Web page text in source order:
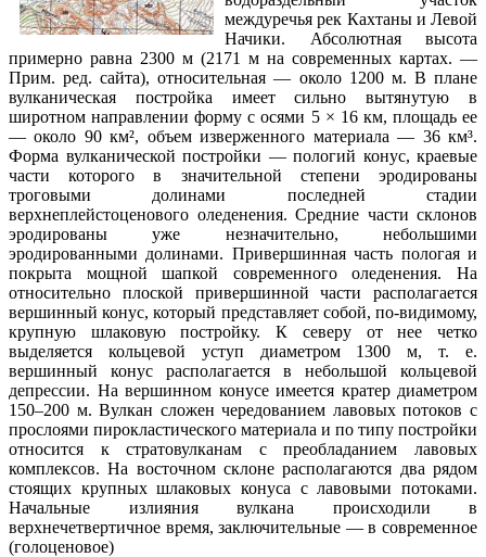
междуречья рек Кахтаны и Левой
Начики. Абсолютная высота
примерно равна 2300 м (2171 м на современных картах. —
Прим. ред. сайта), относительная — около 1200 м. В плане
вулканическая постройка имеет сильно вытянутую в
широтном направлении форму с осями 5 × 16 км, площадь ее
— около 90 км², объем изверженного материала — 36 км³.
Форма вулканической постройки — пологий конус, краевые
части которого в значительной степени эродированы
троговыми долинами последней стадии
верхнеплейстоценового оледенения. Средние части склонов
эродированы уже незначительно, небольшими
эродированными долинами. Привершинная часть пологая и
покрыта мощной шапкой современного оледенения. На
относительно плоской привершинной части располагается
вершинный конус, который представляет собой, по-видимому,
крупную шлаковую постройку. К северу от нее четко
выделяется кольцевой уступ диаметром 1300 м, т. е.
вершинный конус располагается в небольшой кольцевой
депрессии. На вершинном конусе имеется кратер диаметром
150–200 м. Вулкан сложен чередованием лавовых потоков с
прослоями пирокластического материала и по типу постройки
относится к стратовулканам с преобладанием лавовых
комплексов. На восточном склоне располагаются два рядом
стоящих крупных шлаковых конуса с лавовыми потоками.
Начальные излияния вулкана происходили в
верхнечетвертичное время, заключительные — в современное
(голоценовое)